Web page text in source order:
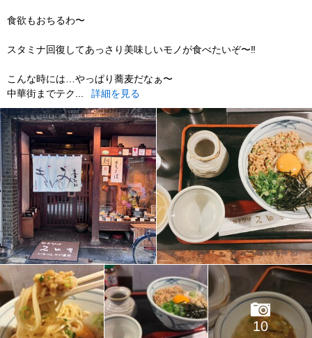
食欲もおちるわ〜
スタミナ回復してあっさり美味しいモノが食べたいぞ〜‼︎
こんな時には…やっぱり蕎麦だなぁ〜
中華街までテク...
詳細を見る
10